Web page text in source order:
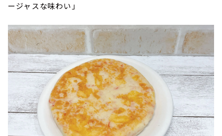
ージャスな味わい」